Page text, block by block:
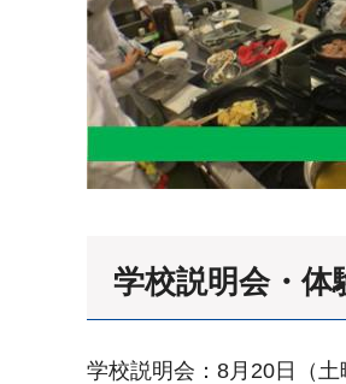
学校説明会・体
学校説明会：8月20日（土